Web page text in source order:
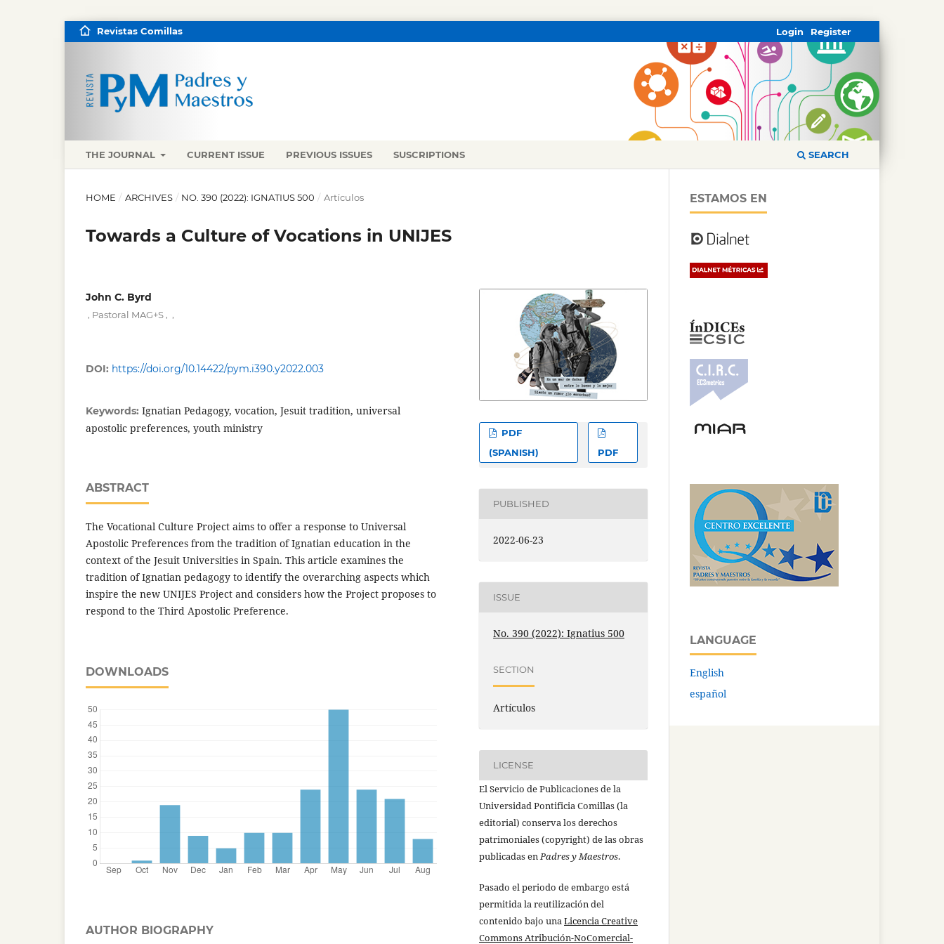
THE JOURNAL CURRENT ISSUE PREVIOUS ISSUES SUSCRIPTIONS SEARCH
Revistas Comillas Register
Login
HOME / ARCHIVES / NO. 390 (2022): IGNATIUS 500 / Artículos
Towards a Culture of Vocations in UNIJES
John C. Byrd
Pastoral MAG+S
DOI: https://doi.org/10.14422/pym.i390.y2022.003
Keywords: Ignatian Pedagogy, vocation, Jesuit tradition, universal
apostolic preferences, youth ministry
ABSTRACT
The Vocational Culture Project aims to offer a response to Universal
Apostolic Preferences from the tradition of Ignatian education in the
context of the Jesuit Universities in Spain. This article examines the
tradition of Ignatian pedagogy to identify the overarching aspects which
inspire the new UNIJES Project and considers how the Project proposes to
respond to the Third Apostolic Preference.
DOWNLOADS
AUTHOR BIOGRAPHY
PDF
(SPANISH)
PDF
PUBLISHED
2022-06-23
ISSUE
No. 390 (2022): Ignatius 500
SECTION
Artículos
LICENSE
El Servicio de Publicaciones de la
Universidad Pontificia Comillas (la
editorial) conserva los derechos
patrimoniales (copyright) de las obras
publicadas enPadres y Maestros.
Pasado el periodo de embargo está
permitida la reutilización del
contenido bajo unaLicencia Creative
Commons Atribución-NoComercial-
ESTAMOS EN
LANGUAGE
English
español